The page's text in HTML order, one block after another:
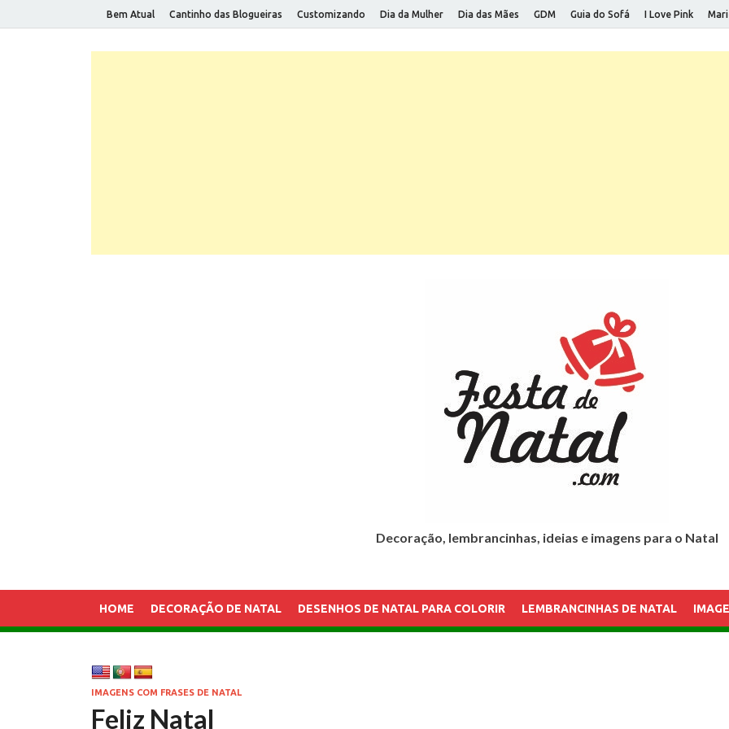
Bem Atual Cantinho das Blogueiras Customizando Dia da Mulher Dia das Mães GDM Guia do Sofá I Love Pink
Decoração, lembrancinhas, ideias e imagens para o Natal
HOME DECORAÇÃO DE NATAL DESENHOS DE NATAL PARA COLORIR LEMBRANCINHAS DE NATAL
IMAGENS COM FRASES DE NATAL
Feliz Natal